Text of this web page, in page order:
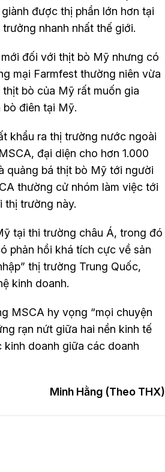
được thị phần lớn hơn tại
nhanh nhất thế giới.
đối với thịt bò Mỹ nhưng có
mại Farmfest thường niên vừa
bò của Mỹ rất muốn gia
bò điên tại Mỹ.
khẩu ra thị trường nước ngoài
đại diện cho hơn 1.000
quảng bá thịt bò Mỹ tới người
thường cử nhóm làm việc tới
thị trường này.
tại thi trường châu Á, trong đó
phản hồi khá tích cực về sản
thị trường Trung Quốc,
kinh doanh.
MSCA hy vọng “mọi chuyện
rạn nứt giữa hai nền kinh tế
kinh doanh giữa các doanh
Minh Hằng (Theo THX)